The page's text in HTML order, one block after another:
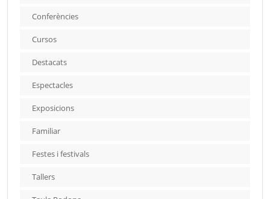
Conferències
Cursos
Destacats
Espectacles
Exposicions
Familiar
Festes i festivals
Tallers